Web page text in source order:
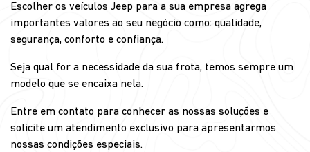
Escolher os veículos Jeep para a sua empresa agrega
importantes valores ao seu negócio como: qualidade,
segurança, conforto e confiança.
Seja qual for a necessidade da sua frota, temos sempre um
modelo que se encaixa nela.
Entre em contato para conhecer as nossas soluções e
solicite um atendimento exclusivo para apresentarmos
nossas condições especiais.